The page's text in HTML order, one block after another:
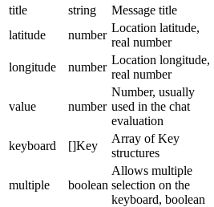
title
string Message title
latitude
number
Location latitude,
real number
longitude
number
Location longitude,
real number
value number
Number, usually
used in the chat
evaluation
keyboard []Key
Array of Key
structures
multiple boolean
Allows multiple
selection on the
keyboard, boolean